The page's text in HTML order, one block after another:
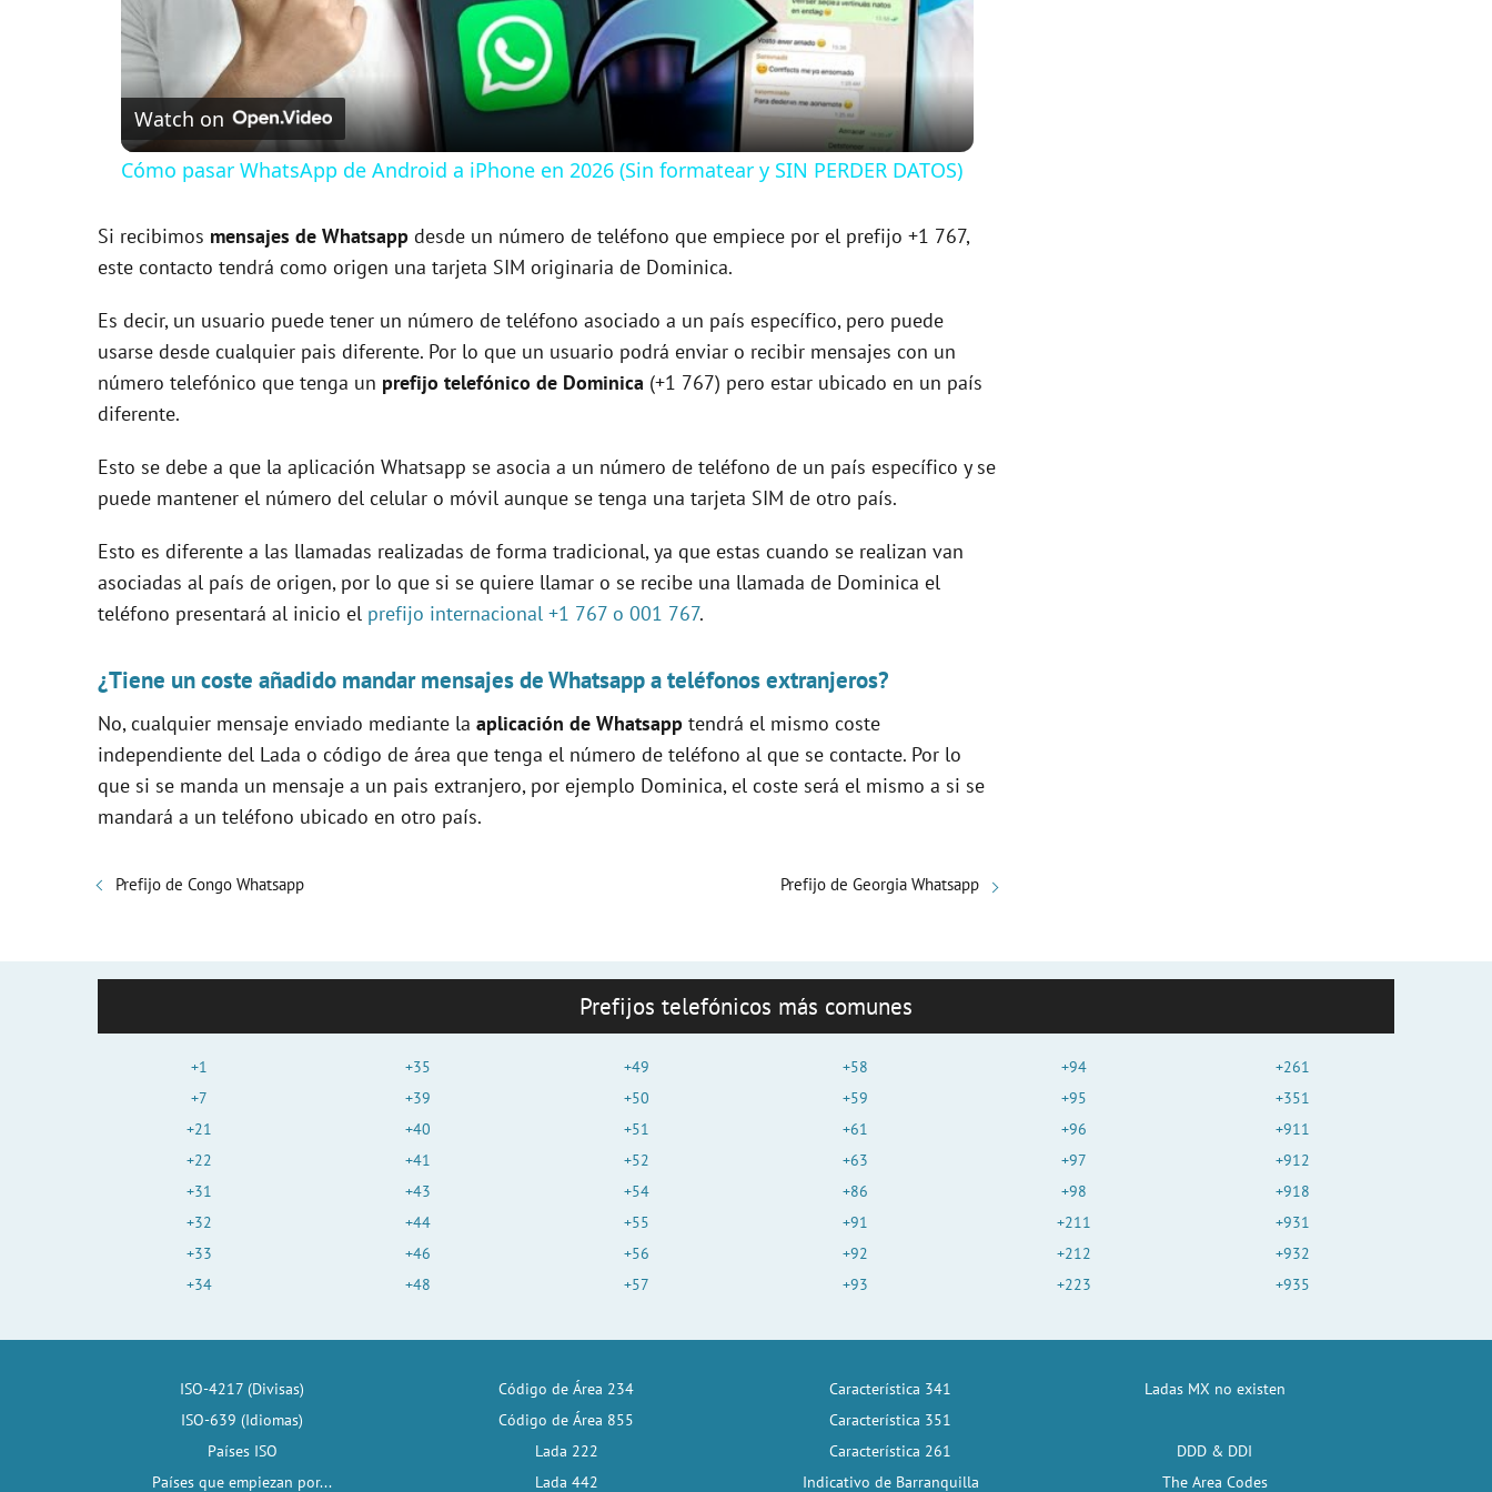
l
a
y
i
d
o
Watch on
Cómo pasar WhatsApp de Android a iPhone en 2026 (Sin formatear y SIN PERDER DATOS)
Si recibimos mensajes de Whatsapp desde un número de teléfono que empiece por el prefijo +1 767,
este contacto tendrá como origen una tarjeta SIM originaria de Dominica.
Es decir, un usuario puede tener un número de teléfono asociado a un país específico, pero puede
usarse desde cualquier pais diferente. Por lo que un usuario podrá enviar o recibir mensajes con un
número telefónico que tenga un prefijo telefónico de Dominica (+1 767) pero estar ubicado en un país
diferente.
Esto se debe a que la aplicación Whatsapp se asocia a un número de teléfono de un país específico y se
puede mantener el número del celular o móvil aunque se tenga una tarjeta SIM de otro país.
Esto es diferente a las llamadas realizadas de forma tradicional, ya que estas cuando se realizan van
asociadas al país de origen, por lo que si se quiere llamar o se recibe una llamada de Dominica el
teléfono presentará al inicio el prefijo internacional +1 767 o 001 767.
¿Tiene un coste añadido mandar mensajes de Whatsapp a teléfonos extranjeros?
No, cualquier mensaje enviado mediante la aplicación de Whatsapp tendrá el mismo coste
independiente del Lada o código de área que tenga el número de teléfono al que se contacte. Por lo
que si se manda un mensaje a un pais extranjero, por ejemplo Dominica, el coste será el mismo a si se
mandará a un teléfono ubicado en otro país.
Prefijo de Congo Whatsapp Prefijo de Georgia Whatsapp
Prefijos telefónicos más comunes
+1
+7
+21
+22
+31
+32
+33
+34
+35
+39
+40
+41
+43
+44
+46
+48
+49
+50
+51
+52
+54
+55
+56
+57
+58
+59
+61
+63
+86
+91
+92
+93
+94
+95
+96
+97
+98
+211
+212
+223
+261
+351
+911
+912
+918
+931
+932
+935
ISO-4217 (Divisas)
ISO-639 (Idiomas)
Países ISO
Países que empiezan por...
Código de Área 234
Código de Área 855
Lada 222
Lada 442
Característica 341
Característica 351
Característica 261
Indicativo de Barranquilla
Ladas MX no existen
DDD & DDI
The Area Codes